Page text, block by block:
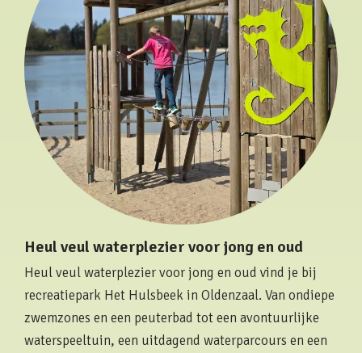
Heul veul waterplezier voor jong en oud
Heul veul waterplezier voor jong en oud vind je bij
recreatiepark Het Hulsbeek in Oldenzaal. Van ondiepe
zwemzones en een peuterbad tot een avontuurlijke
waterspeeltuin, een uitdagend waterparcours en een